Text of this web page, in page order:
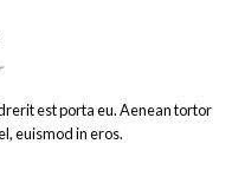
est porta eu. Aenean tortor
euismod in eros.